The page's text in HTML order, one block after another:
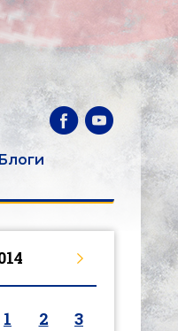
Блоги
1 2
3